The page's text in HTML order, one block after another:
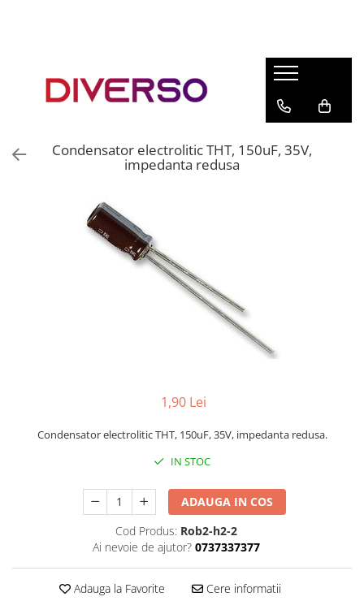
ASA
Condensator electrolitic THT, 150uF, 35V,
impedanta redusa
1,90 Lei
Condensator electrolitic THT, 150uF, 35V, impedanta redusa.
IN STOC
ADAUGA IN COS
Cod Produs: Rob2-h2-2
Ai nevoie de ajutor? 0737337377
Adauga la Favorite Cere informatii